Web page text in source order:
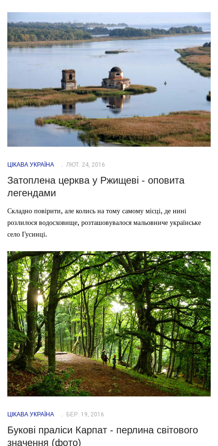
ЦІКАВА УКРАЇНА ЛЮТ. 24, 2016
Затоплена церква у Ржищеві - оповита
легендами
Складно повірити, але колись на тому самому місці, де нині
розлилося водосховище, розташовувалося мальовниче українське
село Гусинці.
ЦІКАВА УКРАЇНА БЕР. 19, 2016
Букові праліси Карпат - перлина світового
значення (фото)